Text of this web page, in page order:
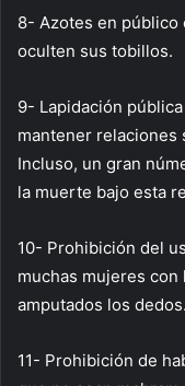
8- Azotes en público
oculten sus tobillos.
9- Lapidación
mantener relaciones
Incluso, un gran
la muerte bajo esta
10- Prohibición del
muchas mujeres con
amputados los dedos.
11- Prohibición de